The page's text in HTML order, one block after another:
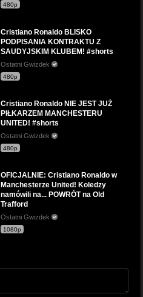
480p
Cristiano Ronaldo BLISKO
PODPISANIA KONTRAKTU Z
SAUDYJSKIM KLUBEM! #shorts
Ostatni Gwizdek
480p
Cristiano Ronaldo NIE JEST JUŻ
PIŁKARZEM MANCHESTERU
UNITED! #shorts
Ostatni Gwizdek
480p
OFICJALNIE: Cristiano Ronaldo w
Manchesterze United! Koledzy
namówili na... POWRÓT na Old
Trafford
Ostatni Gwizdek
1080p